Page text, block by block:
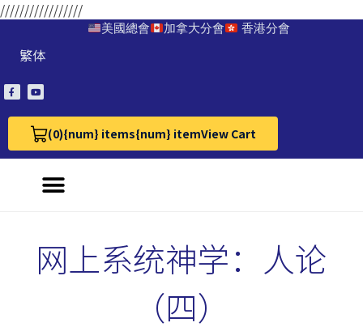
/////////////////
美國總會 加拿大分會 香港分會
繁体
(0)
View Cart 0{num} items{num} itemView Cart
网上系统神学：人论
（四）